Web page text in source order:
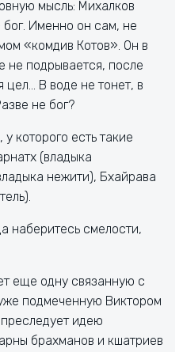
мысль: Михалков
бог. Именно он сам, не
«комдив Котов». Он в
не подрывается, после
цел… В воде не тонет, в
не бог?
которого есть такие
(владыка
нежити), Бхайрава
наберитесь смелости,
еще одну связанную с
подмеченную Виктором
идею
брахманов и кшатриев